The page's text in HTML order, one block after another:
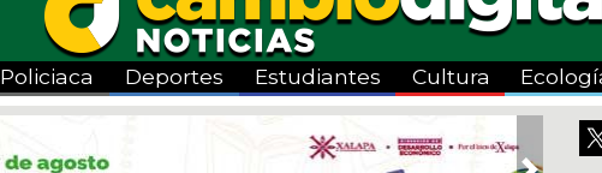
Policiaca Deportes Estudiantes Cultura